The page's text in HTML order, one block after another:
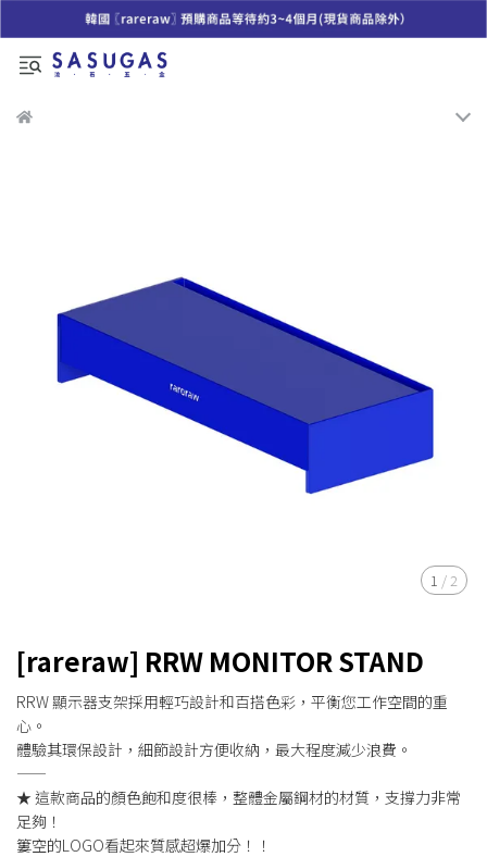
1 / 2
[rareraw] RRW MONITOR STAND
RRW 顯示器支架採用輕巧設計和百搭色彩，平衡您工作空間的重
心。
體驗其環保設計，細節設計方便收納，最大程度減少浪費。
——
★ 這款商品的顏色飽和度很棒，整體金屬鋼材的材質，支撐力非常
足夠！
簍空的LOGO看起來質感超爆加分！！